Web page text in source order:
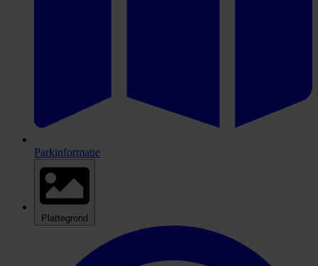
Parkinformatie
Plattegrond